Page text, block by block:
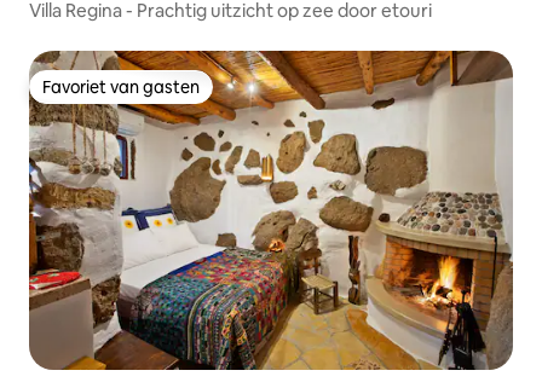
Villa Regina - Prachtig uitzicht op zee door etouri
Favoriet van gasten
Favoriet van gasten